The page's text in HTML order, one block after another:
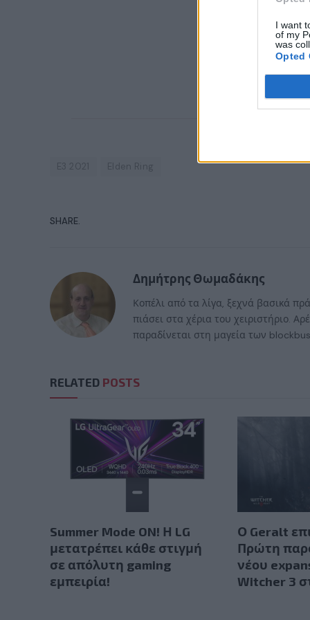
I want
of my
was
Opted
E3 2021 Elden Ring
SHARE.
Δημήτρης Θωμαδάκης
Κοπέλι από τα λίγα, ξεχνά βασικά
πιάσει στα χέρια του χειριστήριο.
παραδίνεται στη μαγεία των
RELATED POSTS
Summer Mode ON! Η LG
μετατρέπει κάθε στιγμή
σε απόλυτη gaming
εμπειρία!
Ο Geralt
Πρώτη
νέου
Witcher 3